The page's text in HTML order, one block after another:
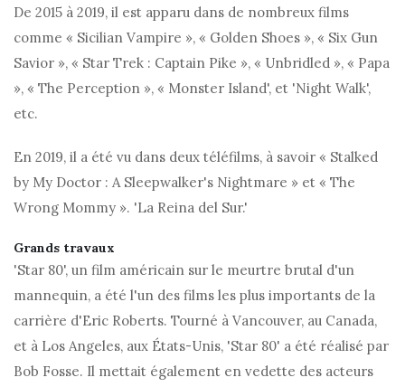
De 2015 à 2019, il est apparu dans de nombreux films
comme « Sicilian Vampire », « Golden Shoes », « Six Gun
Savior », « Star Trek : Captain Pike », « Unbridled », « Papa
», « The Perception », « Monster Island', et 'Night Walk',
etc.
En 2019, il a été vu dans deux téléfilms, à savoir « Stalked
by My Doctor : A Sleepwalker's Nightmare » et « The
Wrong Mommy ». 'La Reina del Sur.'
Grands travaux
'Star 80', un film américain sur le meurtre brutal d'un
mannequin, a été l'un des films les plus importants de la
carrière d'Eric Roberts. Tourné à Vancouver, au Canada,
et à Los Angeles, aux États-Unis, 'Star 80' a été réalisé par
Bob Fosse. Il mettait également en vedette des acteurs